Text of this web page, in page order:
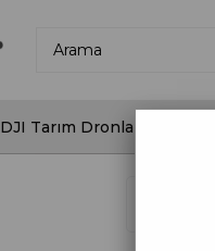
DJI Tarım Dronları